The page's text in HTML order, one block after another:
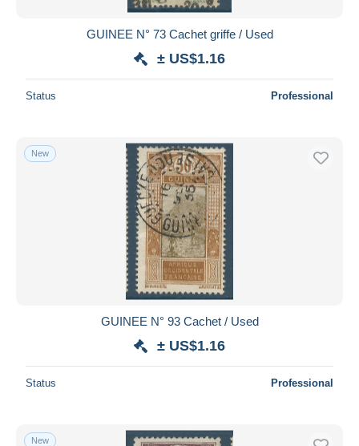
GUINEE N° 73 Cachet griffe / Used
± US$1.16
Status Professional
New
GUINEE N° 93 Cachet / Used
± US$1.16
Status Professional
New